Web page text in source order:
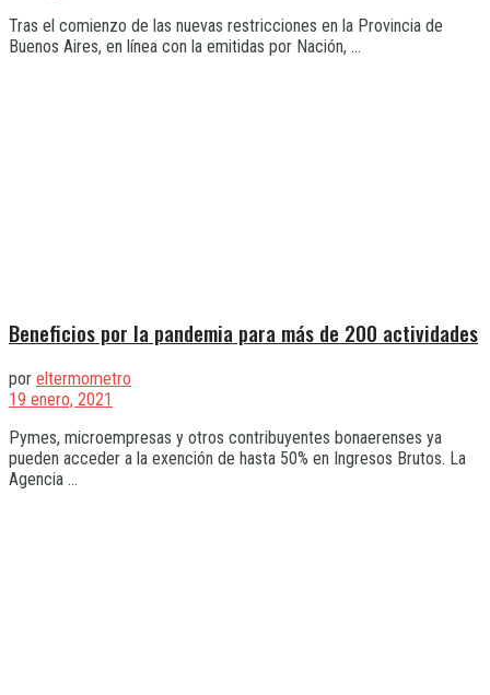
Tras el comienzo de las nuevas restricciones en la Provincia de
Buenos Aires, en línea con la emitidas por Nación, ...
Beneficios por la pandemia para más de 200 actividades
por eltermometro
19 enero, 2021
Pymes, microempresas y otros contribuyentes bonaerenses ya
pueden acceder a la exención de hasta 50% en Ingresos Brutos. La
Agencia ...